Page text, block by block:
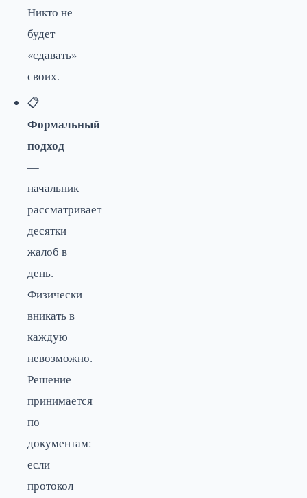
Никто не
будет
«сдавать»
своих.
📋
Формальный
подход
—
начальник
рассматривает
десятки
жалоб в
день.
Физически
вникать в
каждую
невозможно.
Решение
принимается
по
документам:
если
протокол